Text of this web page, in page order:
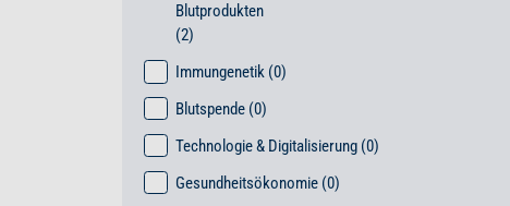
Blutprodukten
(2)
Immungenetik (0)
Blutspende (0)
Technologie & Digitalisierung (0)
Gesundheitsökonomie (0)